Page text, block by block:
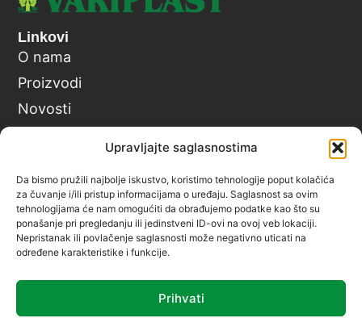
Upravljajte saglasnostima
Da bismo pružili najbolje iskustvo, koristimo tehnologije poput kolačića
za čuvanje i/ili pristup informacijama o uređaju. Saglasnost sa ovim
tehnologijama će nam omogućiti da obrađujemo podatke kao što su
ponašanje pri pregledanju ili jedinstveni ID-ovi na ovoj veb lokaciji.
Nepristanak ili povlačenje saglasnosti može negativno uticati na
određene karakteristike i funkcije.
Prihvati
Linkovi
O nama
Proizvodi
Novosti
Kontakt
Gračaničkih gazija 109 – Etivaža
Gračanica 75320
+387 35 708 320
info@variplast.ba